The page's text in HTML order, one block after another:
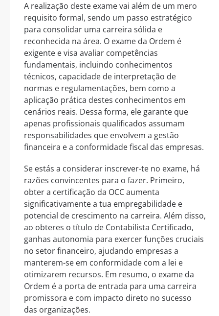
A realização deste exame vai além de um mero
requisito formal, sendo um passo estratégico
para consolidar uma carreira sólida e
reconhecida na área. O exame da Ordem é
exigente e visa avaliar competências
fundamentais, incluindo conhecimentos
técnicos, capacidade de interpretação de
normas e regulamentações, bem como a
aplicação prática destes conhecimentos em
cenários reais. Dessa forma, ele garante que
apenas profissionais qualificados assumam
responsabilidades que envolvem a gestão
financeira e a conformidade fiscal das empresas.
Se estás a considerar inscrever-te no exame, há
razões convincentes para o fazer. Primeiro,
obter a certificação da OCC aumenta
significativamente a tua empregabilidade e
potencial de crescimento na carreira. Além disso,
ao obteres o título de Contabilista Certificado,
ganhas autonomia para exercer funções cruciais
no setor financeiro, ajudando empresas a
manterem-se em conformidade com a lei e
otimizarem recursos. Em resumo, o exame da
Ordem é a porta de entrada para uma carreira
promissora e com impacto direto no sucesso
das organizações.